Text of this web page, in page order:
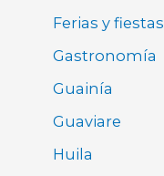
Ferias y fiestas
Gastronomía
Guainía
Guaviare
Huila